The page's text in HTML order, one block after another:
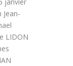
Jean-
LIDON